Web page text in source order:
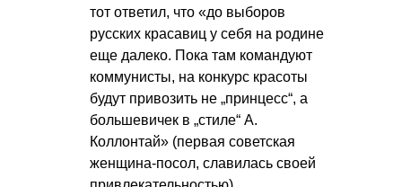
тот ответил, что «до выборов
русских красавиц у себя на родине
еще далеко. Пока там командуют
коммунисты, на конкурс красоты
будут привозить не „принцесс“, а
большевичек в „стиле“ А.
Коллонтай» (первая советская
женщина-посол, славилась своей